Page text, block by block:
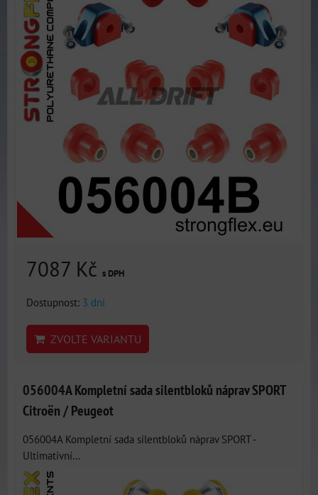
7087 Kč s DPH
Dostupnost: 3 dni
ZVOLTE VARIANTU
056004A Kompletní sada silentbloků náprav SPORT
Citroën / Peugeot
056004A Kompletní sada silentbloků náprav SPORT -
Ultimativní...